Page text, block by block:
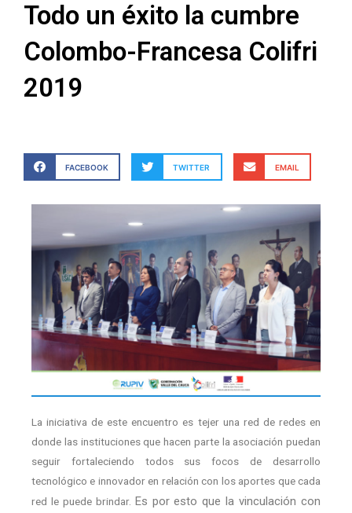
Todo un éxito la cumbre
Colombo-Francesa Colifri
2019
FACEBOOK TWITTER EMAIL
La iniciativa de este encuentro es tejer una red de redes en
donde las instituciones que hacen parte la asociación puedan
seguir fortaleciendo todos sus focos de desarrollo
tecnológico e innovador en relación con los aportes que cada
red le puede brindar. Es por esto que la vinculación con